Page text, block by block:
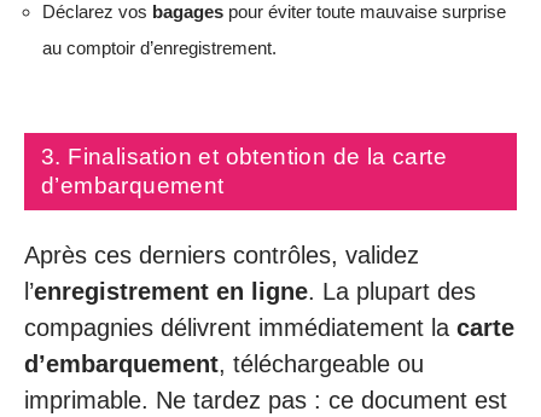
Déclarez vos bagages pour éviter toute mauvaise surprise
au comptoir d’enregistrement.
3. Finalisation et obtention de la carte
d’embarquement
Après ces derniers contrôles, validez
l’enregistrement en ligne. La plupart des
compagnies délivrent immédiatement la carte
d’embarquement, téléchargeable ou
imprimable. Ne tardez pas : ce document est